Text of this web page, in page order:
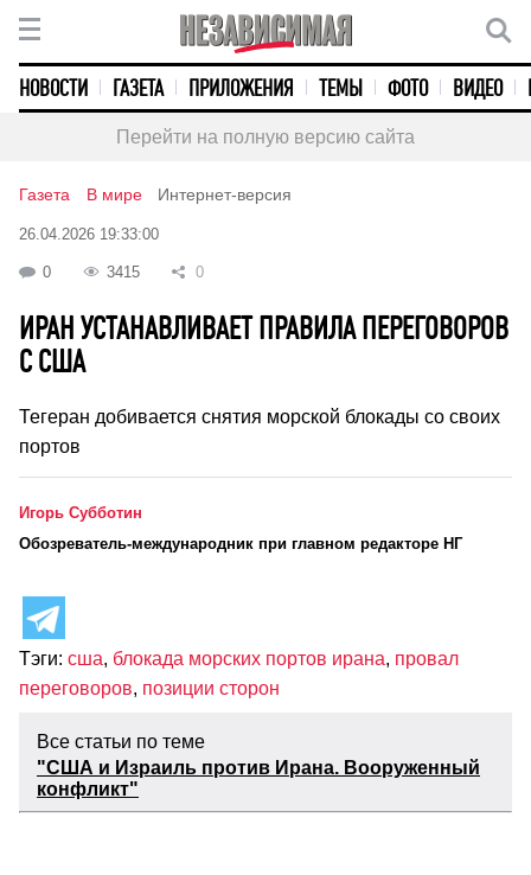
НОВОСТИ ГАЗЕТА ПРИЛОЖЕНИЯ ТЕМЫ ФОТО ВИДЕО
Перейти на полную версию сайта
Газета В мире Интернет-версия
26.04.2026 19:33:00
0 3415 0
ИРАН УСТАНАВЛИВАЕТ ПРАВИЛА ПЕРЕГОВОРОВ
С США
Тегеран добивается снятия морской блокады со своих
портов
Игорь Субботин
Обозреватель-международник при главном редакторе НГ
Тэги: сша, блокада морских портов ирана, провал
переговоров, позиции сторон
Все статьи по теме
"США и Израиль против Ирана. Вооруженный
конфликт"